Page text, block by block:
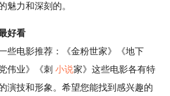
魅力和深刻的。
好看
电影推荐：《金粉世家》《地下
伟业》《刺 小说家》这些电影各有特
演技和形象。希望您能找到感兴趣的